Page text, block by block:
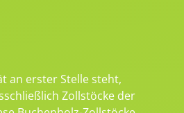
an erster Stelle steht,
Zollstöcke der